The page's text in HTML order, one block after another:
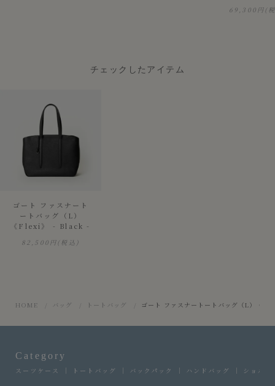
69,300円(
チェックしたアイテム
ゴート ファスナート
ートバッグ（L）
《Flexi》 - Black -
82,500円(税込)
HOME バッグ トートバッグ ゴート ファスナートートバッグ（L）《
Category
スーツケース トートバッグ バックパック ハンドバッグ ショル